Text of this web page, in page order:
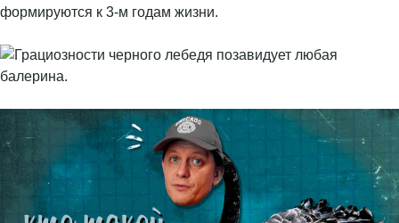
формируются к 3-м годам жизни.